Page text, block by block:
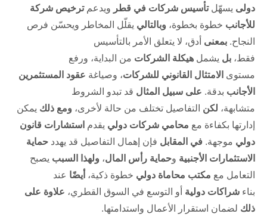
دولى يسهّلتأسيس شركات في قطر ويدعمترخيص شركة
للأجانب خطوة بخطوة، وبالتالي يقلّل المخاطر ويحسّن فرص
النجاح. بمعنى أدق، لا يتعلق الأمر بالتأسيس
فقط، بل يشمل هيكلة الشركات من البداية، ورفع
مستوى الامتثال القانوني للشركات، وصياغة عقود المستثمرين
الأجانب بدقة. على سبيل المثال قد تبدو الشروط
متشابهة، لكن التفاصيل تختلف من حالة لأخرى، ومع ذلك يمكن
إدارتها بكفاءة مع محامي شركات دولي يقدم استشارات قانون
دولي موجهة. في المقابل فإن إهمال التفاصيل قد يهدد حماية
الاستثمارات الأجنبية وحماية رأس المال، ولهذا السبب يصبح
التعامل مع مكتب محاماة دولي خطوة ذكية، أيضًا عند
بناء شراكات دولية أو التوسع في السوق القطري، علاوة على
ذلك لضمان استقرار الأعمال واستدامتها.